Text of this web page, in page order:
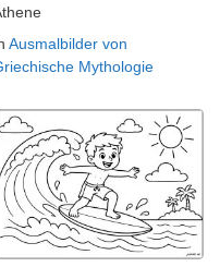
Ausmalbilder von
Mythologie